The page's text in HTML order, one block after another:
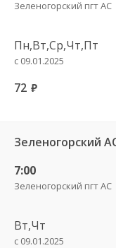
Зеленогорский пгт АС
Пн,Вт,Ср,Чт,Пт
с 09.01.2025
72 руб.
Зеленогорский
7:00
Зеленогорский пгт АС
Вт,Чт
с 09.01.2025